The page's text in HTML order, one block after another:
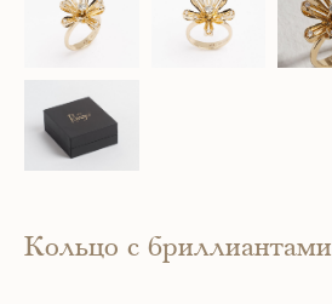
Кольцо с бриллиантами